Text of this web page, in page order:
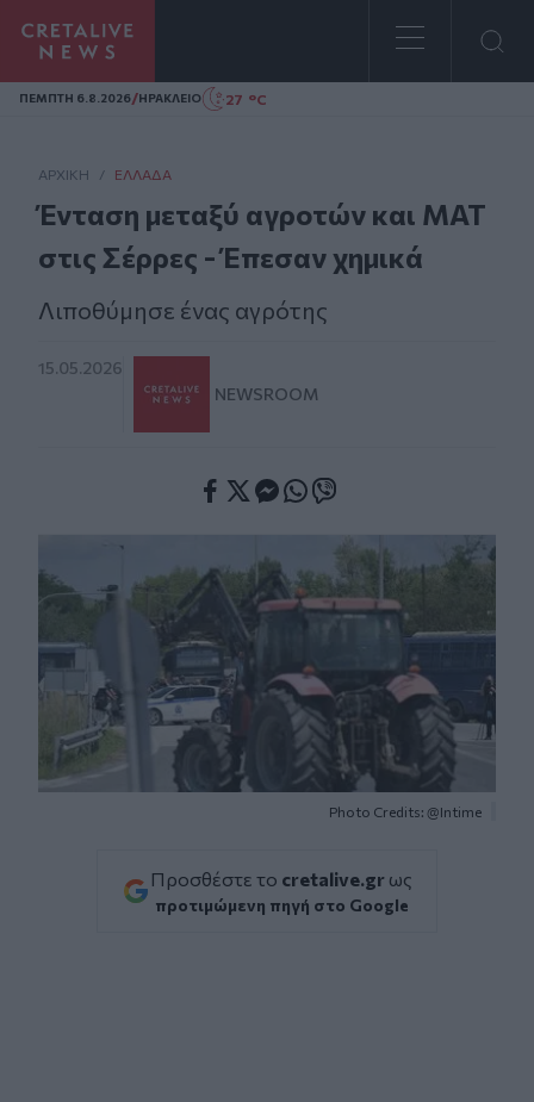
Homepage
ΠΕΜΠΤΗ 6.8.2026/ΗΡΑΚΛΕΙΟ 27 °C
ΑΡΧΙΚΗ / ΕΛΛΆΔΑ
Ένταση μεταξύ αγροτών και ΜΑΤ
στις Σέρρες - Έπεσαν χημικά
Λιποθύμησε ένας αγρότης
15.05.2026
NEWSROOM
Photo Credits: @Intime
Προσθέστε το cretalive.gr ως
προτιμώμενη πηγή στο Google